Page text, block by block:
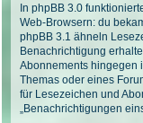
In phpBB 3.0
Web-Browsern: du
phpBB 3.1 ähneln
Benachrichtigung
Abonnements hingegen
Themas oder eines
für Lesezeichen und
„Benachrichtigungen